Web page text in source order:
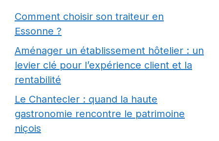
Comment choisir son traiteur en
Essonne ?
Aménager un établissement hôtelier : un
levier clé pour l’expérience client et la
rentabilité
Le Chantecler : quand la haute
gastronomie rencontre le patrimoine
niçois